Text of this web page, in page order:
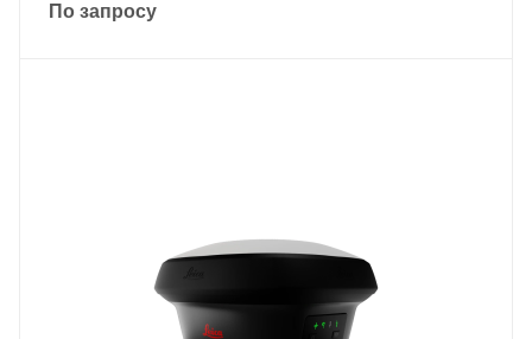
По запросу